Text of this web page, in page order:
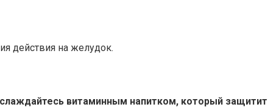
действия на желудок.
витаминным напитком, который защитит